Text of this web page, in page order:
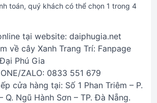
toán, quý khách có thể chọn 1 trong 4
tại website: daiphugia.net
về cây Xanh Trang Trí: Fanpage
Phú Gia
ZALO: 0833 551 679
cửa hàng tại: Số 1 Phan Triêm – P.
Q. Ngũ Hành Sơn – TP. Đà Nẵng.